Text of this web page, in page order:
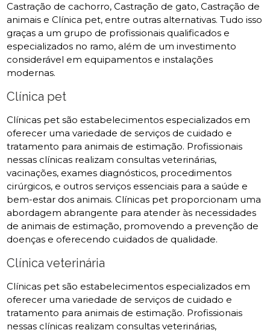
Castração de cachorro, Castração de gato, Castração de
animais e Clínica pet, entre outras alternativas. Tudo isso
graças a um grupo de profissionais qualificados e
especializados no ramo, além de um investimento
considerável em equipamentos e instalações
modernas.
Clínica pet
Clínicas pet são estabelecimentos especializados em
oferecer uma variedade de serviços de cuidado e
tratamento para animais de estimação. Profissionais
nessas clínicas realizam consultas veterinárias,
vacinações, exames diagnósticos, procedimentos
cirúrgicos, e outros serviços essenciais para a saúde e
bem-estar dos animais. Clínicas pet proporcionam uma
abordagem abrangente para atender às necessidades
de animais de estimação, promovendo a prevenção de
doenças e oferecendo cuidados de qualidade.
Clínica veterinária
Clínicas pet são estabelecimentos especializados em
oferecer uma variedade de serviços de cuidado e
tratamento para animais de estimação. Profissionais
nessas clínicas realizam consultas veterinárias,